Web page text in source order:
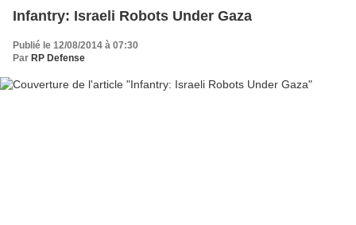
Infantry: Israeli Robots Under Gaza
Publié le 12/08/2014 à 07:30
Par RP Defense